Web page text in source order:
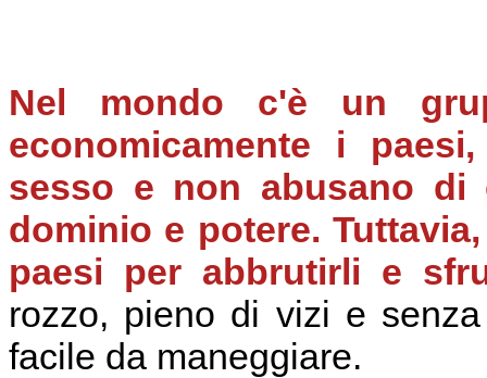
Nel mondo c'è un
economicamente i
sesso e non abusano di
dominio e potere.
paesi per abbrutirli e
rozzo, pieno di vizi e
facile da maneggiare.